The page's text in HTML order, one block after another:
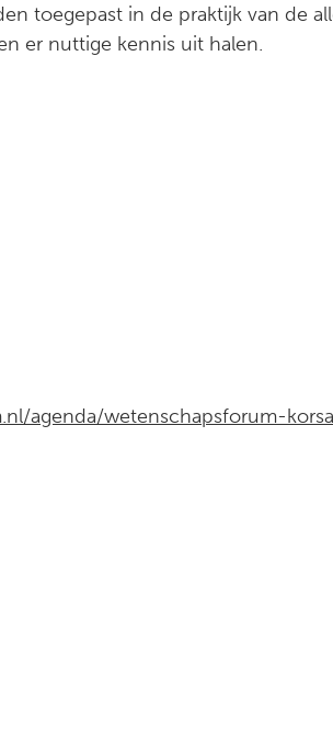
toegepast in de praktijk van de
er nuttige kennis uit halen.
agenda/wetenschapsforum-